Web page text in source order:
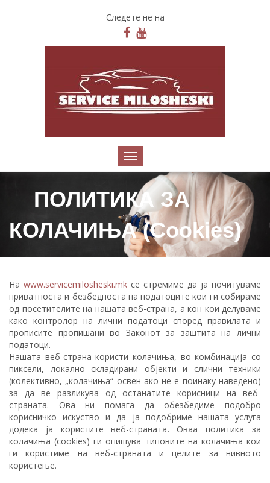
Следете не на
ПОЛИТИКА ЗА
КОЛАЧИЊА (Cookies)
На www.servicemilosheski.mk се стремиме да ја почитуваме
приватноста и безбедноста на податоците кои ги собираме
од посетителите на нашата веб-страна, а кон кои делуваме
како контролор на лични податоци според правилата и
прописите пропишани во Законот за заштита на лични
податоци.
Нашата веб-страна користи колачиња, во комбинација со
пиксели, локално складирани објекти и слични техники
(колективно, „колачиња“ освен ако не е поинаку наведено)
за да ве разликува од останатите корисници на веб-
страната. Ова ни помага да обезбедиме подобро
корисничко искуство и да ја подобриме нашата услуга
додека ја користите веб-страната. Оваа политика за
колачиња (cookies) ги опишува типовите на колачиња кои
ги користиме на веб-страната и целите за нивното
користење.